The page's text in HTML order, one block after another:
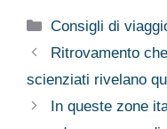
Categorie
Consigli di
Ritrovamento
scienziati rivelano
In queste zone